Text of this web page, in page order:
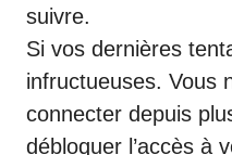
suivre.
Si vos dernières
infructueuses. Vous
connecter depuis
débloquer l’accès à